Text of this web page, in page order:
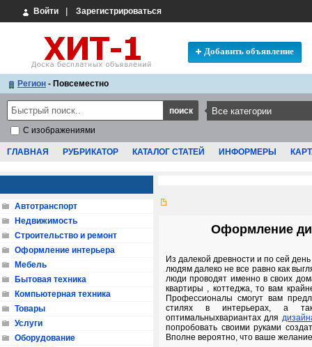
Войти Зарегистрироваться
Добавить объявление
Регион - Повсеместно
С изображениями
ГЛАВНАЯ РУБРИКАТОР КАТАЛОГ СТАТЕЙ ИНФОРМЕРЫ
Оформление
Из далекой древности и по сей
людям далеко не все равно как
люди проводят именно в своих
квартиры , коттеджа, то вам
Профессионалы смогут вам
стилях в интерьерах, а
оптимальныхвариантах для
попробовать своими руками
Вполне вероятно, что ваше
Автотранспорт
Недвижимость
Строительство и ремонт
Оформление интерьера
Мебель
Бытовая техника
Компьютерная техника
Товары
Услуги
Оборудование